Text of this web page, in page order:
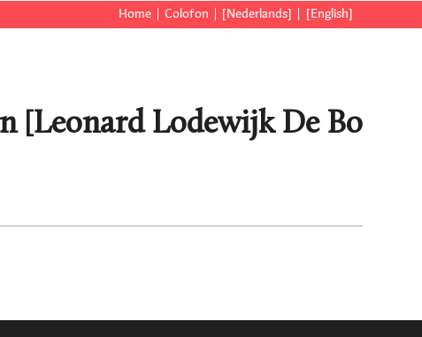
Home Colofon [Nederlands] [English]
[Leonard Lodewijk De Bo